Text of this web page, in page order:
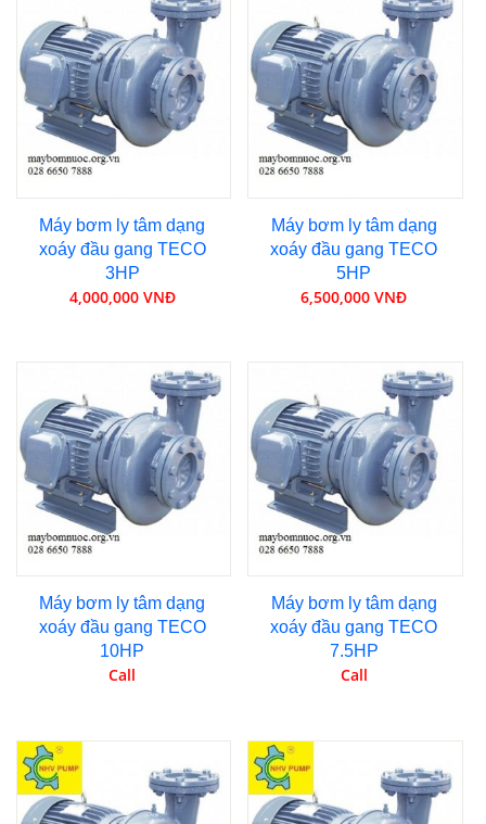
Máy bơm ly tâm dạng
xoáy đầu gang TECO
3HP
4,000,000 VNĐ
Máy bơm ly tâm dạng
xoáy đầu gang TECO
5HP
6,500,000 VNĐ
Máy bơm ly tâm dạng
xoáy đầu gang TECO
10HP
Call
Máy bơm ly tâm dạng
xoáy đầu gang TECO
7.5HP
Call